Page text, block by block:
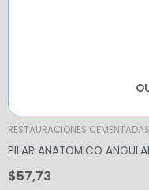
RESTAURACIONES CEMENTADAS
PILAR ANATOMICO
$57,73